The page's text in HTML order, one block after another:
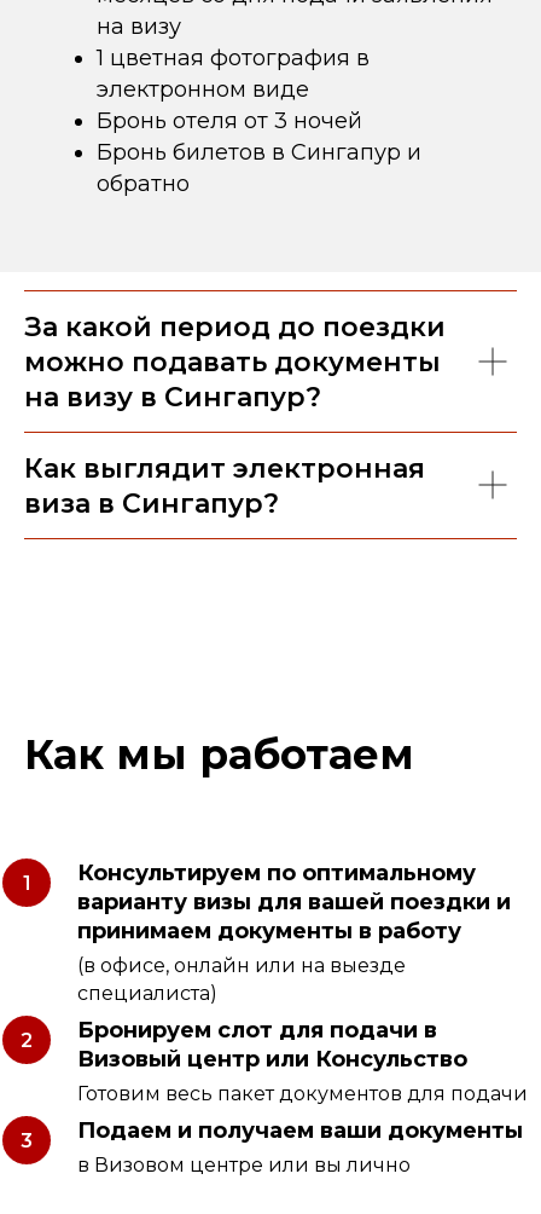
на визу
1 цветная фотография в
электронном виде
Бронь отеля от 3 ночей
Бронь билетов в Сингапур и
обратно
За какой период до поездки
можно подавать документы
на визу в Сингапур?
Как выглядит электронная
виза в Сингапур?
Как мы работаем
Консультируем по оптимальному
варианту визы для вашей поездки и
принимаем документы в работу
(в офисе, онлайн или на выезде
специалиста)
Бронируем слот для подачи в
Визовый центр или Консульство
Готовим весь пакет документов для подачи
Подаем и получаем ваши документы
в Визовом центре или вы лично